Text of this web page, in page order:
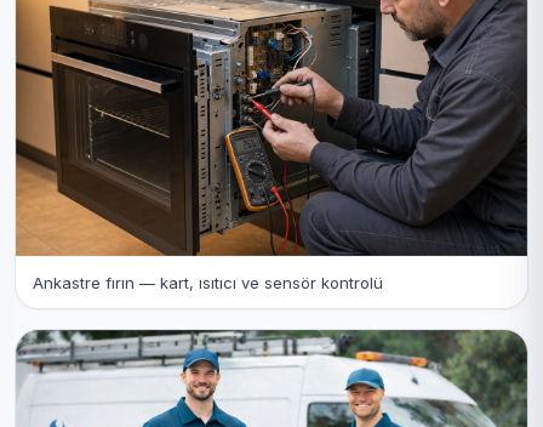
Ankastre fırın — kart, ısıtıcı ve sensör kontrolü